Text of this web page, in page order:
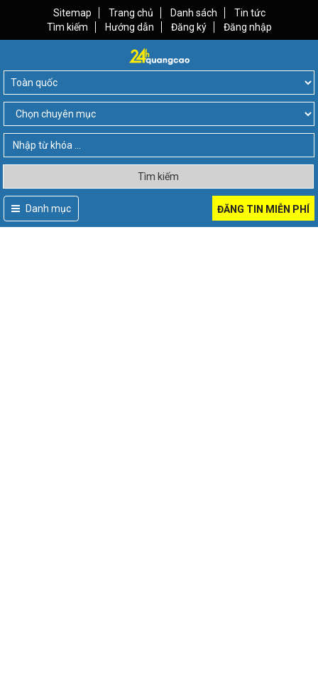
Sitemap Trang chủ Danh sách
Tin tức
Tìm kiếm
Hướng dẫn Đăng ký Đăng nhập
Tìm kiếm
Danh mục ĐĂNG TIN MIỄN PHÍ